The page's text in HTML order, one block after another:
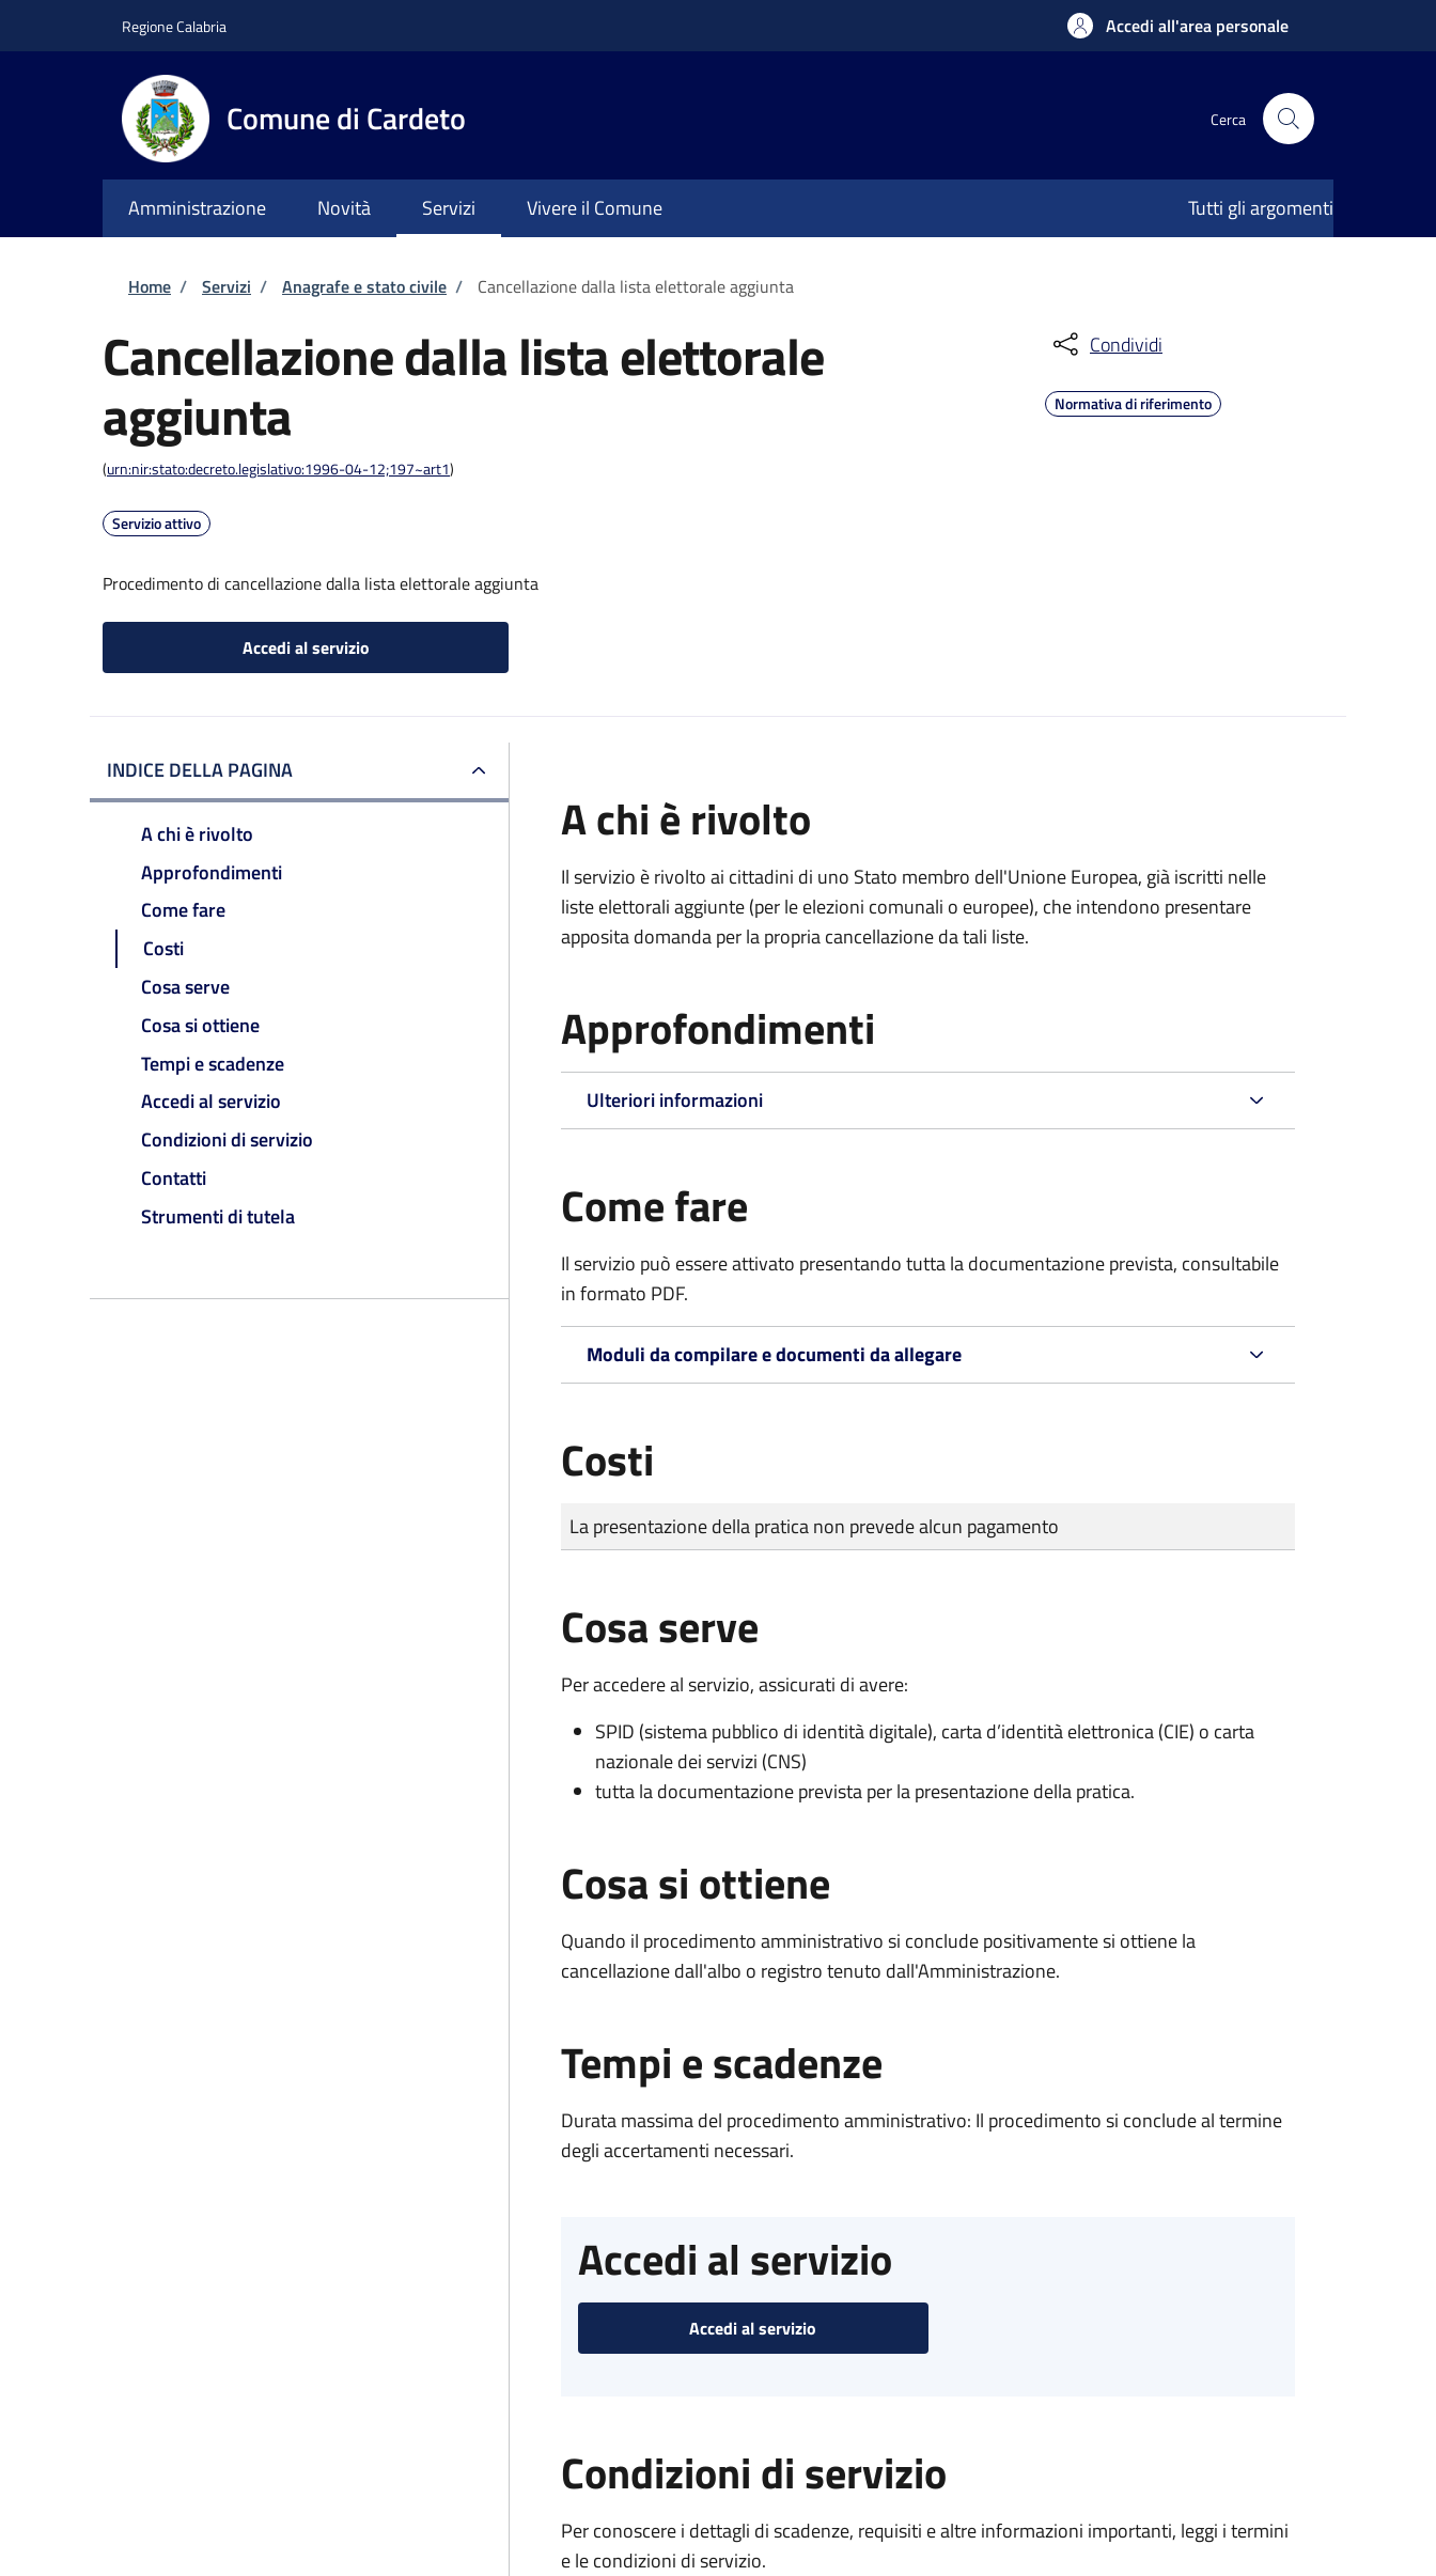
Regione Calabria Accedi all'area personale
Comune di Cardeto Cerca
Amministrazione Novità Servizi Vivere il Comune Tutti gli argomenti
Briciole di pane
Home / Servizi / Anagrafe e stato civile / Cancellazione dalla lista elettorale aggiunta
Cancellazione dalla lista elettorale
aggiunta
(urn:nir:stato:decreto.legislativo:1996-04-12;197~art1)
Servizio attivo
Procedimento di cancellazione dalla lista elettorale aggiunta
Accedi al servizio
Condividi
Normativa di riferimento
INDICE DELLA PAGINA
A chi è rivolto
Approfondimenti
Come fare
Costi
Cosa serve
Cosa si ottiene
Tempi e scadenze
Accedi al servizio
Condizioni di servizio
Contatti
Strumenti di tutela
A chi è rivolto
Il servizio è rivolto ai cittadini di uno Stato membro dell'Unione Europea, già iscritti nelle
liste elettorali aggiunte (per le elezioni comunali o europee), che intendono presentare
apposita domanda per la propria cancellazione da tali liste.
Approfondimenti
Ulteriori informazioni
Come fare
Il servizio può essere attivato presentando tutta la documentazione prevista, consultabile
in formato PDF.
Moduli da compilare e documenti da allegare
Costi
Tipo di pagamento
Importo
La presentazione della pratica non prevede alcun pagamento
Cosa serve
Per accedere al servizio, assicurati di avere:
SPID (sistema pubblico di identità digitale), carta d’identità elettronica (CIE) o carta
nazionale dei servizi (CNS)
tutta la documentazione prevista per la presentazione della pratica.
Cosa si ottiene
Quando il procedimento amministrativo si conclude positivamente si ottiene la
cancellazione dall'albo o registro tenuto dall'Amministrazione.
Tempi e scadenze
Durata massima del procedimento amministrativo: Il procedimento si conclude al termine
degli accertamenti necessari.
Accedi al servizio
Accedi al servizio
Condizioni di servizio
Per conoscere i dettagli di scadenze, requisiti e altre informazioni importanti, leggi i termini
e le condizioni di servizio.